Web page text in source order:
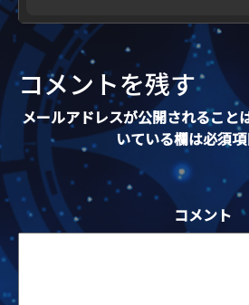
コメントを残す
メールアドレスが公開されること
いている欄は必須
コメント